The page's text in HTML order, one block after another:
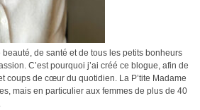
de santé et de tous les petits bonheurs
C’est pourquoi j’ai créé ce blogue, afin de
coups de cœur du quotidien. La P’tite Madame
mais en particulier aux femmes de plus de 40